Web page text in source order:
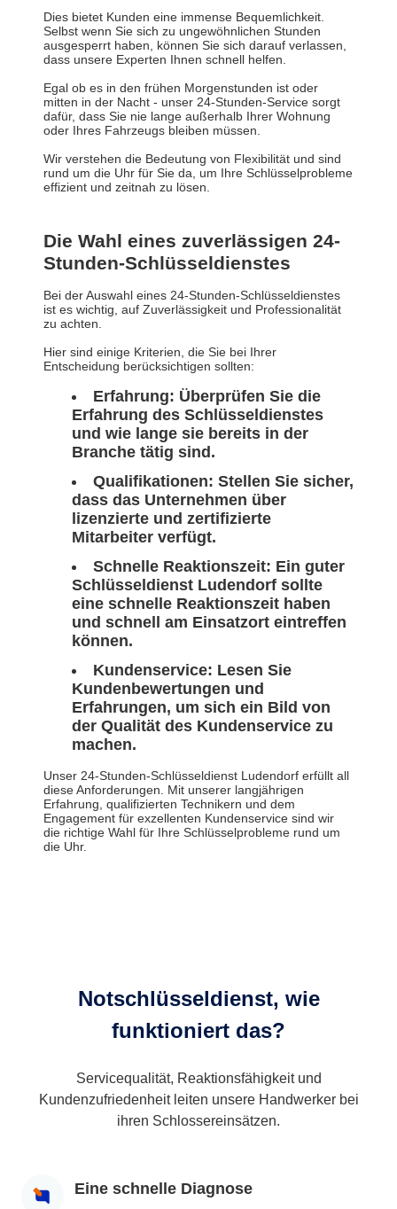
Dies bietet Kunden eine immense Bequemlichkeit.
Selbst wenn Sie sich zu ungewöhnlichen Stunden
ausgesperrt haben, können Sie sich darauf verlassen,
dass unsere Experten Ihnen schnell helfen.
Egal ob es in den frühen Morgenstunden ist oder
mitten in der Nacht - unser 24-Stunden-Service sorgt
dafür, dass Sie nie lange außerhalb Ihrer Wohnung
oder Ihres Fahrzeugs bleiben müssen.
Wir verstehen die Bedeutung von Flexibilität und sind
rund um die Uhr für Sie da, um Ihre Schlüsselprobleme
effizient und zeitnah zu lösen.
Die Wahl eines zuverlässigen 24-
Stunden-Schlüsseldienstes
Bei der Auswahl eines 24-Stunden-Schlüsseldienstes
ist es wichtig, auf Zuverlässigkeit und Professionalität
zu achten.
Hier sind einige Kriterien, die Sie bei Ihrer
Entscheidung berücksichtigen sollten:
Erfahrung: Überprüfen Sie die
Erfahrung des Schlüsseldienstes
und wie lange sie bereits in der
Branche tätig sind.
Qualifikationen: Stellen Sie sicher,
dass das Unternehmen über
lizenzierte und zertifizierte
Mitarbeiter verfügt.
Schnelle Reaktionszeit: Ein guter
Schlüsseldienst Ludendorf sollte
eine schnelle Reaktionszeit haben
und schnell am Einsatzort eintreffen
können.
Kundenservice: Lesen Sie
Kundenbewertungen und
Erfahrungen, um sich ein Bild von
der Qualität des Kundenservice zu
machen.
Unser 24-Stunden-Schlüsseldienst Ludendorf erfüllt all
diese Anforderungen. Mit unserer langjährigen
Erfahrung, qualifizierten Technikern und dem
Engagement für exzellenten Kundenservice sind wir
die richtige Wahl für Ihre Schlüsselprobleme rund um
die Uhr.
Notschlüsseldienst, wie
funktioniert das?
Servicequalität, Reaktionsfähigkeit und
Kundenzufriedenheit leiten unsere Handwerker bei
ihren Schlossereinsätzen.
Eine schnelle Diagnose